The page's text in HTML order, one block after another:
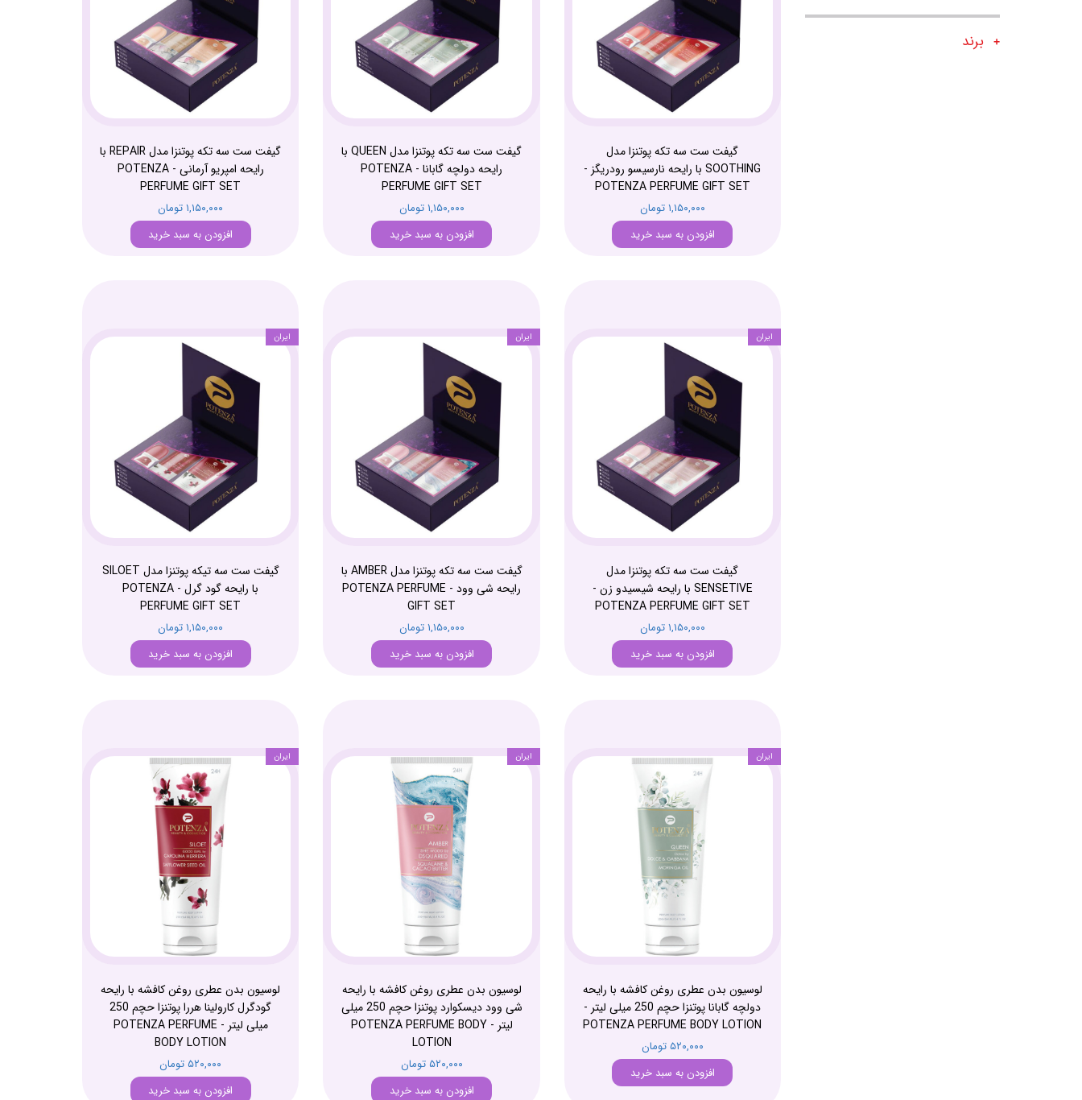
برند
گیفت ست سه تکه پوتنزا مدل
SOOTHING با رایحه نارسیسو رودریگز -
POTENZA PERFUME GIFT SET
۱,۱۵۰,۰۰۰ تومان
افزودن به سبد خرید
گیفت ست سه تکه پوتنزا مدل QUEEN با
رایحه دولچه گابانا - POTENZA
PERFUME GIFT SET
۱,۱۵۰,۰۰۰ تومان
افزودن به سبد خرید
گیفت ست سه تکه پوتنزا مدل REPAIR با
رایحه امپریو آرمانی - POTENZA
PERFUME GIFT SET
۱,۱۵۰,۰۰۰ تومان
افزودن به سبد خرید
گیفت ست سه تکه پوتنزا مدل
SENSETIVE با رایحه شیسیدو زن -
POTENZA PERFUME GIFT SET
۱,۱۵۰,۰۰۰ تومان
افزودن به سبد خرید
ایران
گیفت ست سه تکه پوتنزا مدل AMBER با
رایحه شی وود - POTENZA PERFUME
GIFT SET
۱,۱۵۰,۰۰۰ تومان
افزودن به سبد خرید
ایران
گیفت ست سه تیکه پوتنزا مدل SILOET
با رایحه گود گرل - POTENZA
PERFUME GIFT SET
۱,۱۵۰,۰۰۰ تومان
افزودن به سبد خرید
ایران
لوسیون بدن عطری روغن کافشه با رایحه
دولچه گابانا پوتنزا حچم 250 میلی لیتر -
POTENZA PERFUME BODY LOTION
۵۲۰,۰۰۰ تومان
افزودن به سبد خرید
ایران
لوسیون بدن عطری روغن کافشه با رایحه
شی وود دیسکوارد پوتنزا حچم 250 میلی
لیتر - POTENZA PERFUME BODY
LOTION
۵۲۰,۰۰۰ تومان
افزودن به سبد خرید
ایران
لوسیون بدن عطری روغن کافشه با رایحه
گودگرل کارولینا هررا پوتنزا حچم 250
میلی لیتر - POTENZA PERFUME
BODY LOTION
۵۲۰,۰۰۰ تومان
افزودن به سبد خرید
ایران